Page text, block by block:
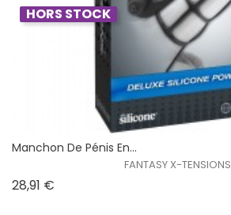
HORS STOCK
Manchon De Pénis En...
FANTASY X-TENSIONS
28,91 €